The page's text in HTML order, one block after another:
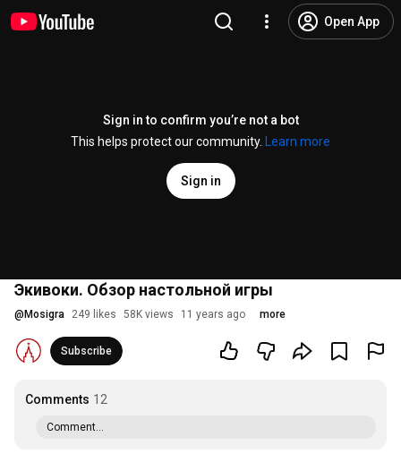
Open App
Sign in to confirm you’re not a bot
This helps protect our community.
Learn more
Sign in
Экивоки. Обзор настольной игры
@ Mosigra 249 likes 58K views 11 years ago more
Subscribe
Comments 12
Comment...